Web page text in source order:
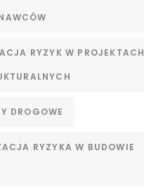
RYZYK W PROJEKTACH
DROGOWE
RYZYKA W BUDOWIE